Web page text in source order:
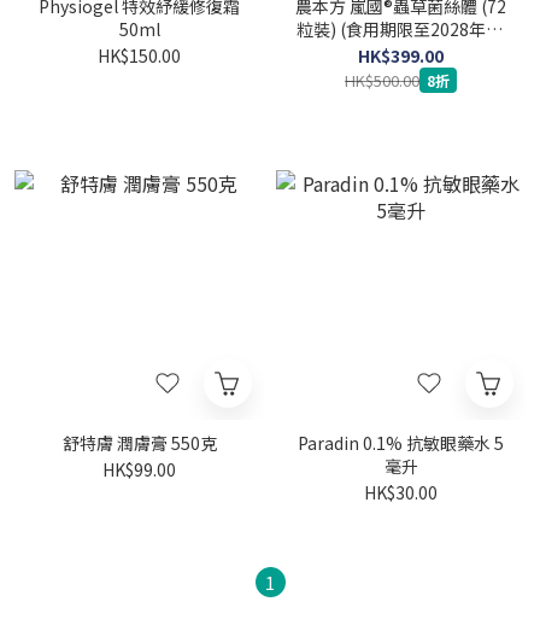
Physiogel 特效紓緩修復霜
50ml
HK$150.00
農本方 嵐國®蟲草菌絲體 (72
粒裝) (食用期限至2028年10
月1日)
HK$399.00
HK$500.00 8折
舒特膚 潤膚膏 550克
HK$99.00
Paradin 0.1% 抗敏眼藥水 5
毫升
HK$30.00
1